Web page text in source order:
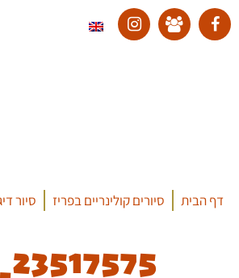
דף הבית סיורים קולינריים בפריז סיור
23517575_328418410960872_7306837924705146296_n